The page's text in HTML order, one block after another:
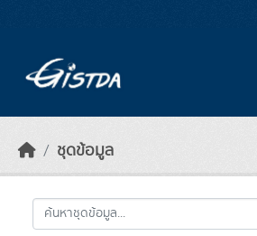
ชุดข้อมูล